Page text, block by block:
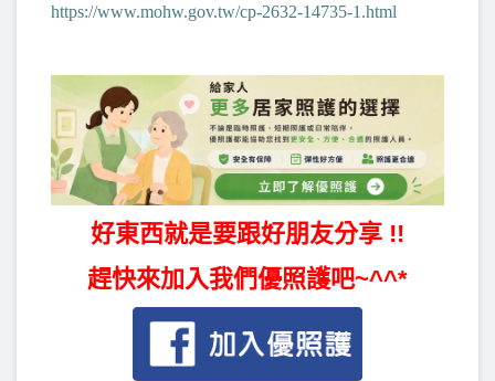
https://www.mohw.gov.tw/cp-2632-14735-1.html
好東西就是要跟好朋友分享 !!
趕快來加入我們優照護吧~^^*